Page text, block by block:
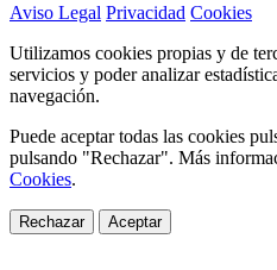
Aviso Legal Privacidad Cookies
Utilizamos cookies propias y de
servicios y poder analizar
navegación.
Puede aceptar todas las cookies
pulsando "Rechazar". Más
Cookies.
Rechazar Aceptar